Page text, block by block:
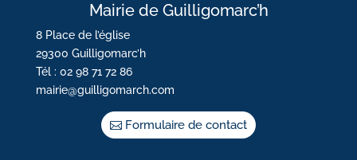
Mairie de Guilligomarc’h
8 Place de l’église
29300 Guilligomarc’h
Tél : 02 98 71 72 86
mairie@guilligomarch.com
Formulaire de contact